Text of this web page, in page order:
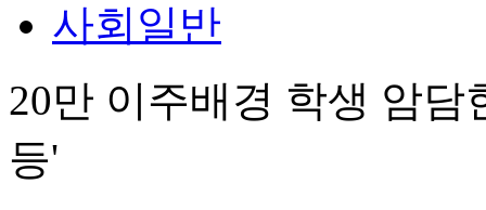
사회일반
20만 이주배경 학생 암
등'